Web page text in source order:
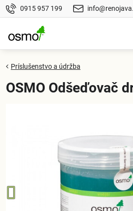
0915 957 199
Príslušenstvo a údržba
OSMO Odšeďovač